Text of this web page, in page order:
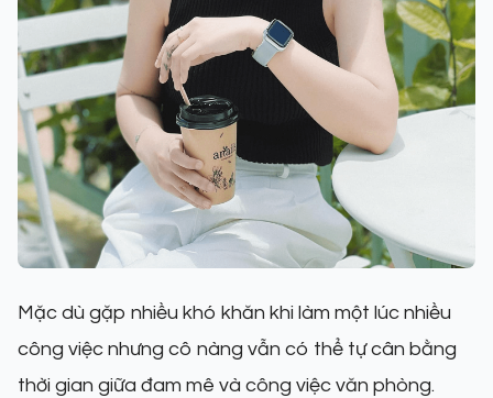
Mặc dù gặp nhiều khó khăn khi làm một lúc nhiều
công việc nhưng cô nàng vẫn có thể tự cân bằng
thời gian giữa đam mê và công việc văn phòng.